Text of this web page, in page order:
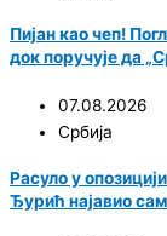
Пијан као чеп!
док поручује да
07.08.2026
Србија
Расуло у
Ђурић најавио